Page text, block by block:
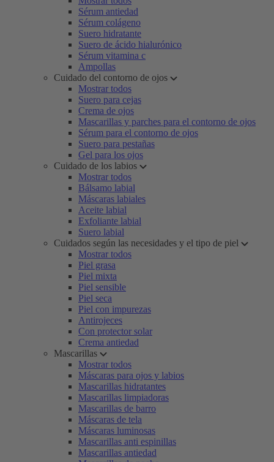
Sérum antiedad
Sérum colágeno
Suero hidratante
Suero de ácido hialurónico
Sérum vitamina c
Ampollas
Cuidado del contorno de ojos
Mostrar todos
Suero para cejas
Crema de ojos
Mascarillas y parches para el contorno de ojos
Sérum para el contorno de ojos
Suero para pestañas
Gel para los ojos
Cuidado de los labios
Mostrar todos
Bálsamo labial
Máscaras labiales
Aceite labial
Exfoliante labial
Suero labial
Cuidados según las necesidades y el tipo de piel
Mostrar todos
Piel grasa
Piel mixta
Piel sensible
Piel seca
Piel con impurezas
Antirojeces
Con protector solar
Crema antiedad
Mascarillas
Mostrar todos
Máscaras para ojos y labios
Mascarillas hidratantes
Mascarillas limpiadoras
Mascarillas de barro
Máscaras de tela
Máscaras luminosas
Mascarillas anti espinillas
Mascarillas antiedad